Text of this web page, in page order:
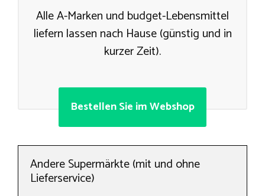
Alle A-Marken und budget-Lebensmittel
liefern lassen nach Hause (günstig und in
kurzer Zeit).
Bestellen Sie im Webshop
Andere Supermärkte (mit und ohne
Lieferservice)